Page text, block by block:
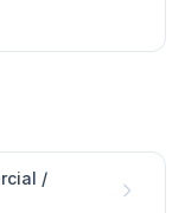
/